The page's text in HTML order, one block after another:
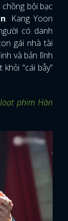
bội bạc
. Kang Yoon
có danh
gái nhà tài
và bản lĩnh
“cái bẫy”
phim Hàn